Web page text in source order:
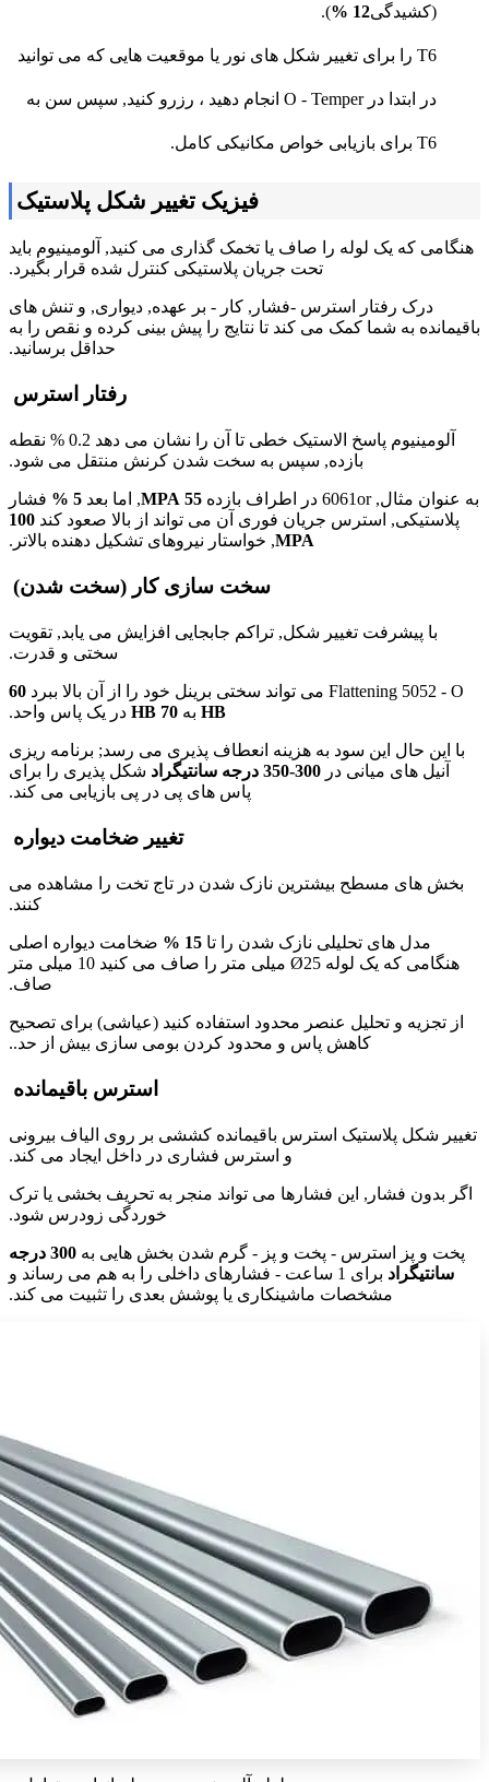
(کشیدگی12 %
).
T6 را برای تغییر شکل های نور یا موقعیت هایی که می توانید
در ابتدا در O - Temper انجام دهید ، رزرو کنید, سپس سن به
T6 برای بازیابی خواص مکانیکی کامل.
فیزیک تغییر شکل پلاستیک
هنگامی که یک لوله را صاف یا تخمک گذاری می کنید, آلومینیوم باید
تحت جریان پلاستیکی کنترل شده قرار بگیرد.
درک رفتار استرس -فشار, کار - بر عهده, دیواری, و تنش های
باقیمانده به شما کمک می کند تا نتایج را پیش بینی کرده و نقص را به
حداقل برسانید.
رفتار استرس
آلومینیوم پاسخ الاستیک خطی تا آن را نشان می دهد 0.2 % نقطه
بازده, سپس به سخت شدن کرنش منتقل می شود.
به عنوان مثال, 6061or در اطراف بازده 55 MPA , اما بعد 5 %
فشار
پلاستیکی, استرس جریان فوری آن می تواند از بالا صعود کند 100
MPA, خواستار نیروهای تشکیل دهنده بالاتر.
سخت سازی کار (سخت شدن)
با پیشرفت تغییر شکل, تراکم جابجایی افزایش می یابد, تقویت
سختی و قدرت.
Flattening 5052 - O می تواند سختی برینل خود را از آن بالا ببرد
60
HB به 70 HB در یک پاس واحد.
با این حال این سود به هزینه انعطاف پذیری می رسد; برنامه ریزی
آنیل های میانی در 300-350 درجه سانتیگراد
شکل پذیری را برای
پاس های پی در پی بازیابی می کند.
تغییر ضخامت دیواره
بخش های مسطح بیشترین نازک شدن در تاج تخت را مشاهده می
کنند.
مدل های تحلیلی نازک شدن را تا 15 %
ضخامت دیواره اصلی
هنگامی که یک لوله Ø25 میلی متر را صاف می کنید 10 میلی متر
صاف.
از تجزیه و تحلیل عنصر محدود استفاده کنید (عیاشی) برای تصحیح
کاهش پاس و محدود کردن بومی سازی بیش از حد..
استرس باقیمانده
تغییر شکل پلاستیک استرس باقیمانده کششی بر روی الیاف بیرونی
و استرس فشاری در داخل ایجاد می کند.
اگر بدون فشار, این فشارها می تواند منجر به تحریف بخشی یا ترک
خوردگی زودرس شود.
پخت و پز استرس - پخت و پز - گرم شدن بخش هایی به
300 درجه
سانتیگراد
برای 1 ساعت - فشارهای داخلی را به هم می رساند و
مشخصات ماشینکاری یا پوشش بعدی را تثبیت می کند.